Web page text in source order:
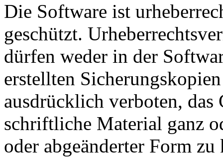
Die Software ist
geschützt.
dürfen weder in der
erstellten
ausdrücklich verboten, das
schriftliche Material ganz
oder abgeänderter Form